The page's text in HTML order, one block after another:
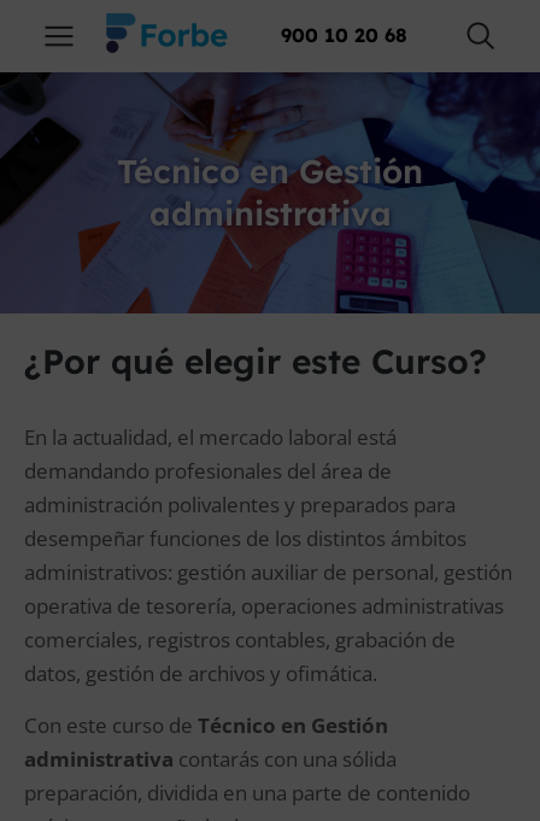
900 10 20 68
Técnico en Gestión
administrativa
¿Por qué elegir este Curso?
En la actualidad, el mercado laboral está
demandando profesionales del área de
administración polivalentes y preparados para
desempeñar funciones de los distintos ámbitos
administrativos: gestión auxiliar de personal, gestión
operativa de tesorería, operaciones administrativas
comerciales, registros contables, grabación de
datos, gestión de archivos y ofimática.
Con este curso de Técnico en Gestión
administrativa contarás con una sólida
preparación, dividida en una parte de contenido